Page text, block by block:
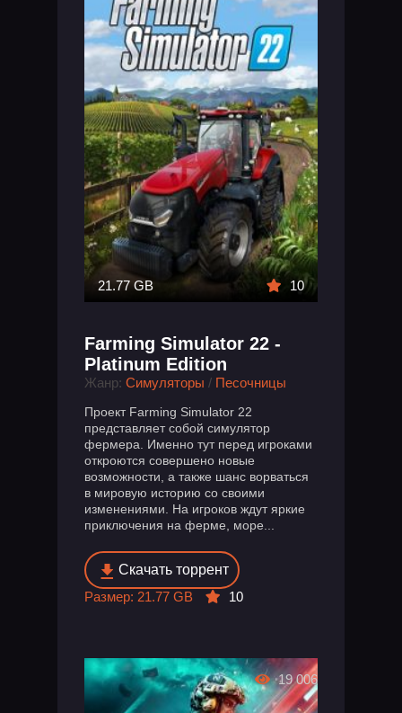
21.77 GB 10
Farming Simulator 22 -
Platinum Edition
Жанр: Симуляторы / Песочницы
Проект Farming Simulator 22
представляет собой симулятор
фермера. Именно тут перед игроками
откроются совершено новые
возможности, а также шанс ворваться
в мировую историю со своими
изменениями. На игроков ждут яркие
приключения на ферме, море...
Скачать торрент
Размер: 21.77 GB
10
19 006